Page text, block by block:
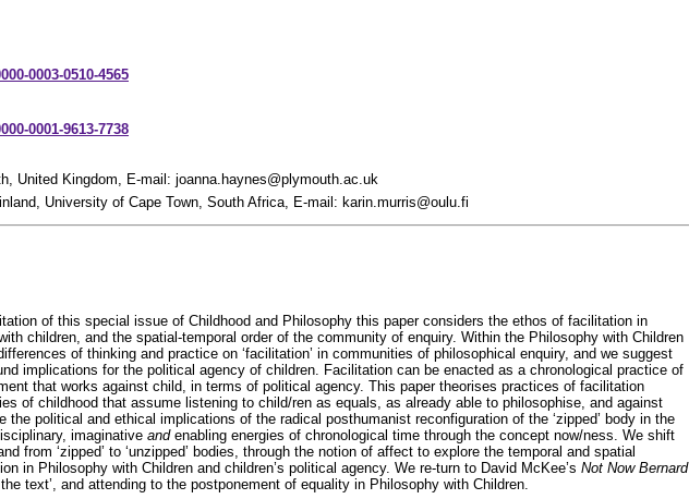
0003-0510-4565
0001-9613-7738
United Kingdom, E-mail: joanna.haynes@plymouth.ac.uk
University of Cape Town, South Africa, E-mail: karin.murris@oulu.fi
of this special issue of Childhood and Philosophy this paper considers the ethos of facilitation in
children, and the spatial-temporal order of the community of enquiry. Within the Philosophy with Children
of thinking and practice on ‘facilitation’ in communities of philosophical enquiry, and we suggest
implications for the political agency of children. Facilitation can be enacted as a chronological practice of
that works against child, in terms of political agency. This paper theorises practices of facilitation
of childhood that assume listening to child/ren as equals, as already able to philosophise, and against
the political and ethical implications of the radical posthumanist reconfiguration of the ‘zipped’ body in the
imaginative andenabling energies of chronological time through the concept now/ness. We shift
from ‘zipped’ to ‘unzipped’ bodies, through the notion of affect to explore the temporal and spatial
in Philosophy with Children and children’s political agency. We re-turn to David McKee’s Not Now Bernard
the text’, and attending to the postponement of equality in Philosophy with Children.